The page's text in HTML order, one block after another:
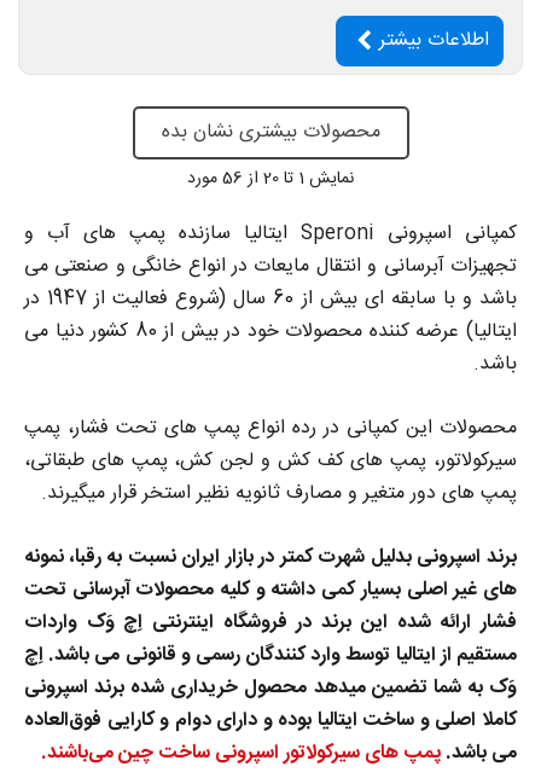
اطلاعات بیشتر
محصولات بیشتری نشان بده
نمایش 1 تا 20 از 56 مورد
کمپانی اسپرونی Speroni ایتالیا سازنده پمپ های آب و
تجهیزات آبرسانی و انتقال مایعات در انواع خانگی و صنعتی می
باشد و با سابقه ای بیش از 60 سال (شروع فعالیت از 1947 در
ایتالیا) عرضه کننده محصولات خود در بیش از 80 کشور دنیا می
باشد.
محصولات این کمپانی در رده انواع پمپ های تحت فشار، پمپ
سیرکولاتور، پمپ های کف کش و لجن کش، پمپ های طبقاتی،
پمپ های دور متغیر و مصارف ثانویه نظیر استخر قرار میگیرند.
برند اسپرونی بدلیل شهرت کمتر در بازار ایران نسبت به رقبا، نمونه
های غیر اصلی بسیار کمی داشته و کلیه محصولات آبرسانی تحت
فشار ارائه شده این برند در فروشگاه اینترنتی اِچ وَک واردات
مستقیم از ایتالیا توسط وارد کنندگان رسمی و قانونی می باشد.اِچ
وَک به شما تضمین میدهد محصول خریداری شده برند اسپرونی
کاملا اصلی و ساخت ایتالیا بوده و دارای دوام و کارایی فوق‌العاده
می باشد.پمپ های سیرکولاتور اسپرونی ساخت چین می‌باشند.